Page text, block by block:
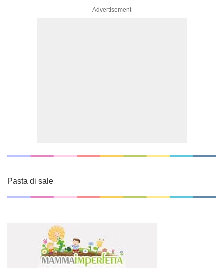
– Advertisement –
Pasta di sale